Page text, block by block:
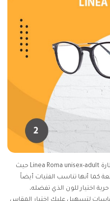
يفضل بعض الأشخاص هذا شكل نظارة Linea Roma unisex-adult حيث
كما أنها تناسب الفتيات أيضاً
حرية اختيار للون الذي تفضله،